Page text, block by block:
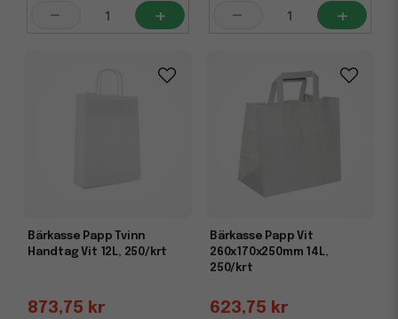
- + - +
Bärkasse Papp Tvinn
Handtag Vit 12L, 250/krt
873,75 kr
Bärkasse Papp Vit
260x170x250mm 14L,
250/krt
623,75 kr